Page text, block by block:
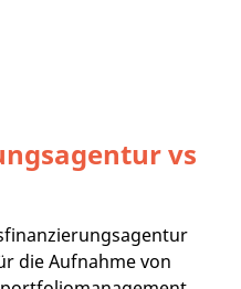
vs
die Aufnahme von